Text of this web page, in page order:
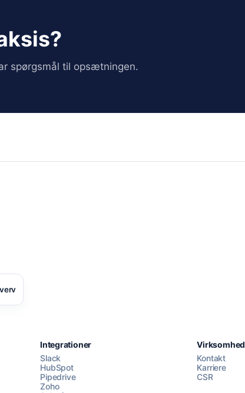
spørgsmål til opsætningen.
Integrationer
Slack
HubSpot
Pipedrive
Zoho
Virksomhed
Kontakt
Karriere
CSR